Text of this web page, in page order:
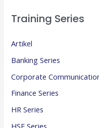
Training Series
Artikel
Banking Series
Corporate
Finance Series
HR Series
HSE Series